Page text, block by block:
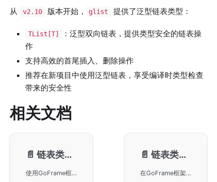
从 v2.10 版本开始， glist 提供了泛型链表类型：
TList[T]
：泛型双向链表，提供类型安全的链表操
作
支持高效的首尾插入、删除操作
推荐在新项目中使用泛型链表，享受编译时类型检查
带来的安全性
相关文档
📄️ 链表类型-基本使用
使用GoFrame框架中的glist容器进行链表操作，包括基本使用、链表遍历、元素入栈与出栈、插入与移动操作、串联与移除操作以及JSON序列化反序列化。v2.10版本新增泛型链表TList，提供类型安全的链表操作。示例代码展示了在非并发安全与并发安全场景下的不同操作，帮助理解Go语言中链表的应用。
📄️ 链表类型-性能测试
在GoFrame框架下，链表(container/glist)的性能测试结果。通过一系列基准测试，包括PushBack、PushFront、Len、PopFront和PopBack，评估了链表操作的效率和性能，以帮助开发者优化代码性能。